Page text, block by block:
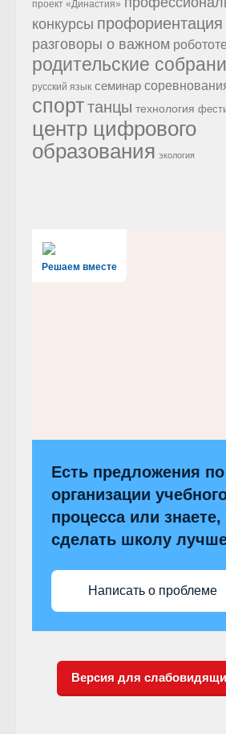
проект «Династия»
конкурсы профориентация
разговоры о важном
родительские
русский язык семинар
спорттанцы технология
центр цифрового
образования экология
Решаем вместе
Есть предложения по
организации
процесса или знаете,
сделать школу
Написать о проблеме
Версия для